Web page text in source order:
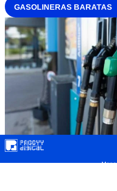
GASOLINERAS BARATAS
Mapa